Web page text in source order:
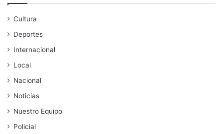
Cultura
Deportes
Internacional
Local
Nacional
Noticias
Nuestro Equipo
Policial